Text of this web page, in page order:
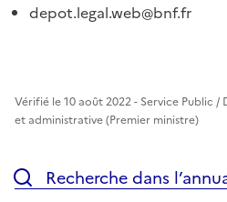
depot.legal.web@bnf.fr
Vérifié le 10 août 2022 - Service Public
et administrative (Premier ministre)
Recherche dans